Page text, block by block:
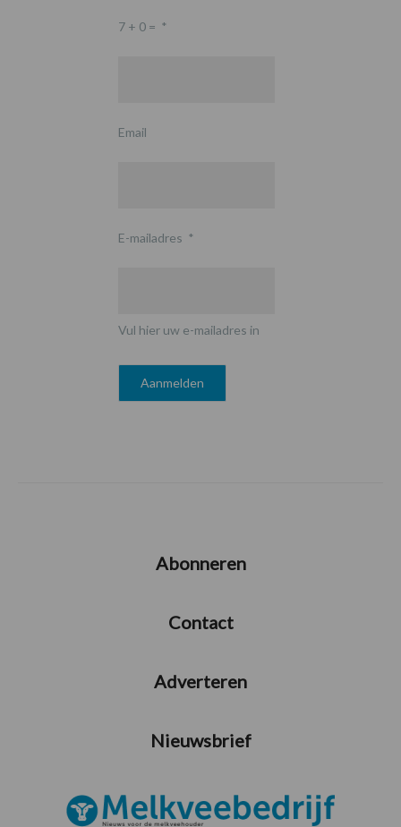
7 + 0 = *
Email
E-mailadres *
Vul hier uw e-mailadres in
Abonneren
Contact
Adverteren
Nieuwsbrief